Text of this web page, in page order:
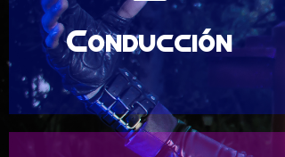
Conducción
Conducción
Con una gran energía y
web.